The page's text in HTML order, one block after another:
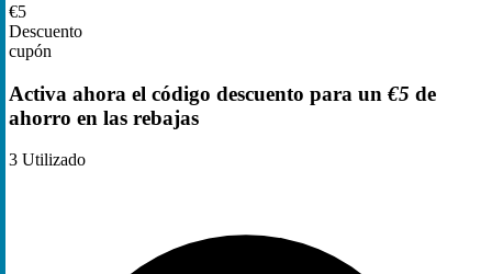
€5
Descuento
cupón
Activa ahora el código descuento para un €5 de
ahorro en las rebajas
3 Utilizado